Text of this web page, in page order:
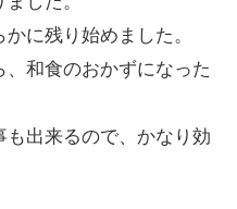
に残り始めました。
和食のおかずになった
出来るので、かなり効